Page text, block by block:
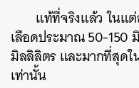
แท้ที่จริงแล้ว ในแ
เลือดประมาณ 50-150
มิลลิลิตร และมากที่สุดใ
เท่านั้น